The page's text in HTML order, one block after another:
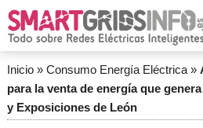
Inicio» Consumo Energía Eléctrica»
para la venta de energía que
y Exposiciones de León